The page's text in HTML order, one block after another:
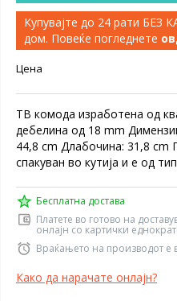
Купувајте до 24 рати
дом. Повеќе погледнете
Цена
ТВ комода изработена од
дебелина од 18 mm
44,8 cm Длабочина: 31,8 cm
спакуван во кутија и е од
Бесплатна достава
Платете во готово на
онлајн со картички
Враќањето на производот
Како да нарачате онлајн?